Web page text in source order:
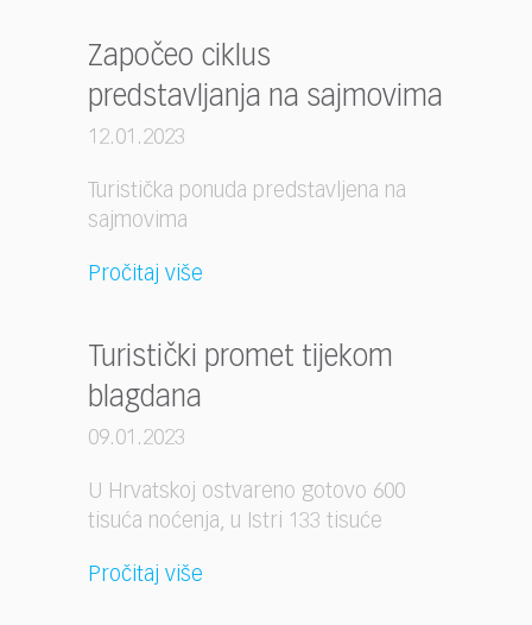
Započeo ciklus
predstavljanja na sajmovima
12.01.2023
Turistička ponuda predstavljena na
sajmovima
Pročitaj više
Turistički promet tijekom
blagdana
09.01.2023
U Hrvatskoj ostvareno gotovo 600
tisuća noćenja, u Istri 133 tisuće
Pročitaj više